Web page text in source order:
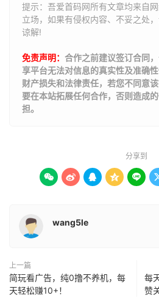
提示：吾爱首码网所有文章均来自
立场，如果有侵权内容、不妥之处
谅解!
免责声明： 合作之前建议签订合同
享平台无法对信息的真实性及准确
财产损失和法律责任，若您不同意
要在本站拓展任何合作，否则造成
担。
分享到
    
wang5le
上一篇
简玩看广告，纯0撸不养机，每
天轻松赚10+！
每
赞